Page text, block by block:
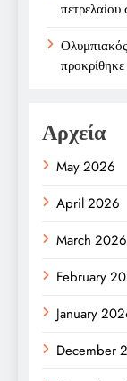
πετρελαίου
Αρχεία
May 2026
April 2026
March 2026
February
January
December